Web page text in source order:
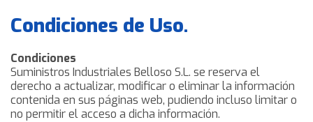
Condiciones de Uso.
Condiciones
Suministros Industriales Belloso S.L. se reserva el
derecho a actualizar, modificar o eliminar la información
contenida en sus páginas web, pudiendo incluso limitar o
no permitir el acceso a dicha información.